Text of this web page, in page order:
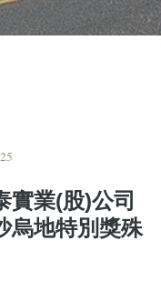
實業(股)公司
烏地特別獎殊